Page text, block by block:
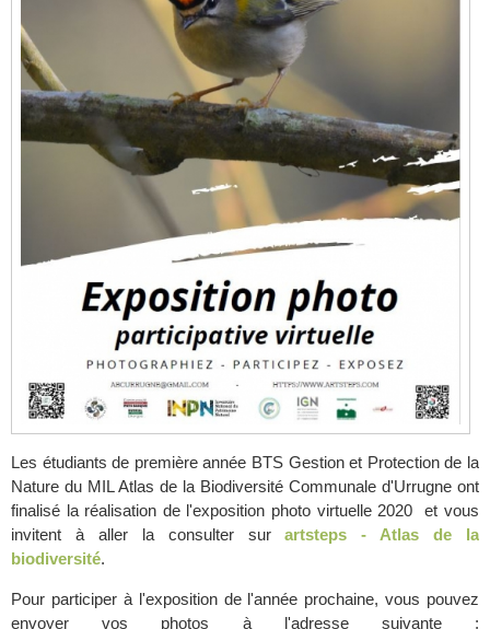
Les étudiants de première année BTS Gestion et Protection de la
Nature du MIL Atlas de la Biodiversité Communale d'Urrugne ont
finalisé la réalisation de l'exposition photo virtuelle 2020 et vous
invitent à aller la consulter surartsteps - Atlas de la
biodiversité.
Pour participer à l'exposition de l'année prochaine, vous pouvez
envoyer vos photos à l'adresse suivante :